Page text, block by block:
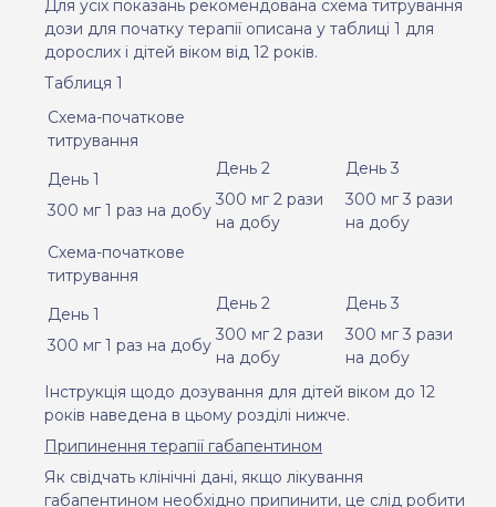
Для усіх показань рекомендована схема титрування
дози для початку терапії описана у таблиці 1 для
дорослих і дітей віком від 12 років.
Таблиця 1
Схема-початкове
титрування
День 1
300 мг 1 раз на добу
День 2
300 мг 2 рази
на добу
День 3
300 мг 3 рази
на добу
Схема-початкове
титрування
День 1
300 мг 1 раз на добу
День 2
300 мг 2 рази
на добу
День 3
300 мг 3 рази
на добу
Інструкція щодо дозування для дітей віком до 12
років наведена в цьому розділі нижче.
Припинення терапії габапентином
Як свідчать клінічні дані, якщо лікування
габапентином необхідно припинити, це слід робити